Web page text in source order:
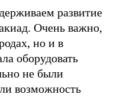
развитие
Очень важно,
но и в
оборудовать
не были
возможность